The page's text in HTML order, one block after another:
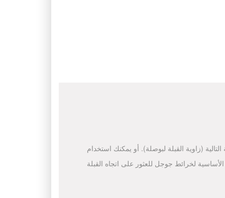
(زاوية القبلة لبوصلة). أو يمكنك استخدام